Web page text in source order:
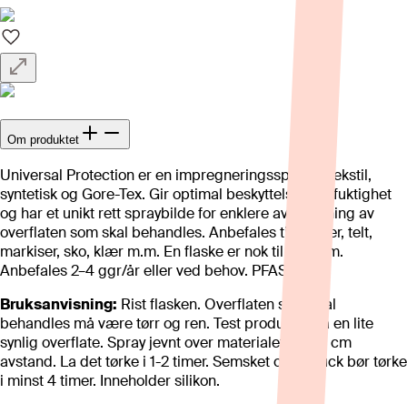
Om produktet
Universal Protection er en impregneringsspray til tekstil,
syntetisk og Gore-Tex. Gir optimal beskyttelse mot fuktighet
og har et unikt rett spraybilde for enklere avgrensning av
overflaten som skal behandles. Anbefales til møbler, telt,
markiser, sko, klær m.m. En flaske er nok til 5-7 kvm.
Anbefales 2–4 ggr/år eller ved behov. PFAS-fri.
Bruksanvisning: Rist flasken. Overflaten som skal
behandles må være tørr og ren. Test produktet på en lite
synlig overflate. Spray jevnt over materialet på 20 cm
avstand. La det tørke i 1-2 timer. Semsket og nubuck bør tørke
i minst 4 timer. Inneholder silikon.